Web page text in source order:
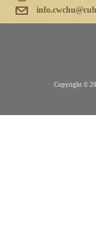
Copyright ©